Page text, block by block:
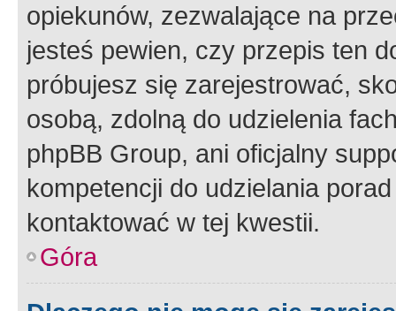
opiekunów, zezwalające na
jesteś pewien, czy przepis ten
próbujesz się zarejestrować,
osobą, zdolną do udzielenia
phpBB Group, ani oficjalny
kompetencji do udzielania
kontaktować w tej kwestii.
Góra